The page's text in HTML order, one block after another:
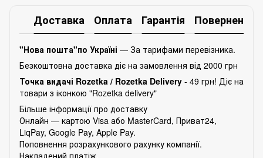
Доставка Оплата Гарантія Повернення
"Нова пошта"по Україні — За тарифами перевізника.
Безкоштовна доставка діє на замовлення від 2000 грн
Точка видачі Rozetka / Rozetka Delivery - 49 грн! Діє на
товари з іконкою "Rozetka delivery"
Більше інформації про доставку
Онлайн — картою Visa або MasterCard, Приват24,
LiqPay, Google Pay, Apple Pay.
Поповнення розрахункового рахунку компанії.